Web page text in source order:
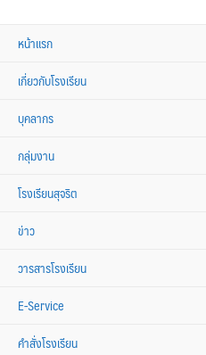
หน้าแรก
เกี่ยวกับโรงเรียน
บุคลากร
กลุ่มงาน
โรงเรียนสุจริต
ข่าว
วารสารโรงเรียน
E-Service
คำสั่งโรงเรียน